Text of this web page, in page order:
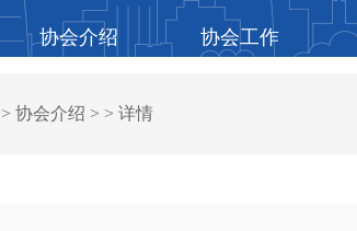
协会介绍 协会工作
> 协会介绍 > > 详情